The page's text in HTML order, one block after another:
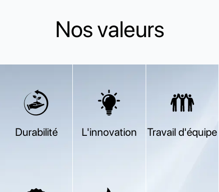
Nos valeurs
Durabilité L'innovation Travail d'équipe